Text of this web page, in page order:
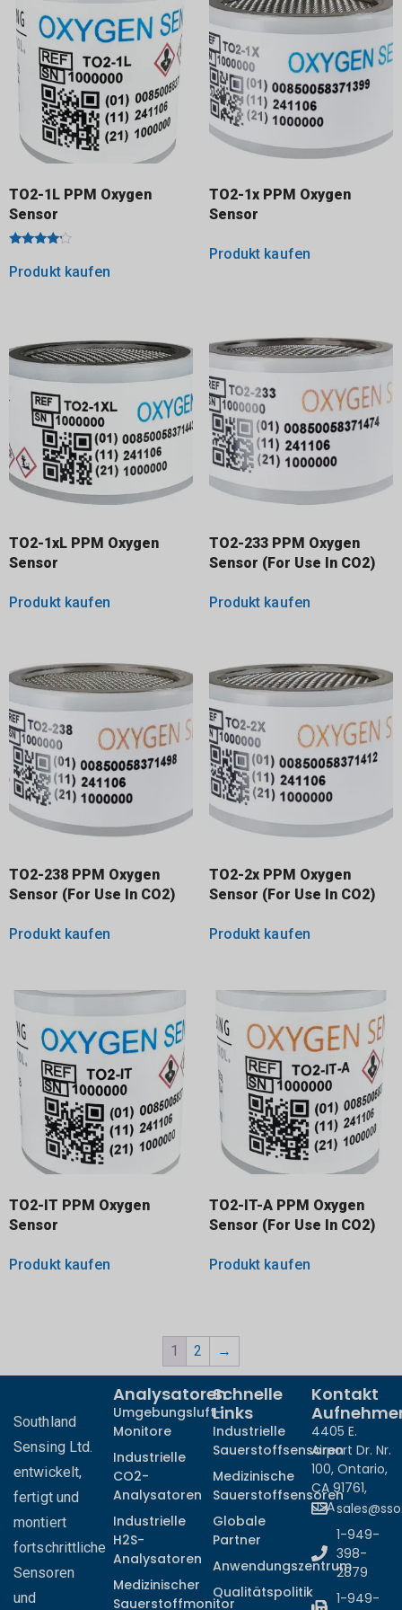
TO2-1L PPM Oxygen
Sensor
mit
4.00
Produkt kaufen
TO2-1x PPM Oxygen
Sensor
Produkt kaufen
TO2-1xL PPM Oxygen
Sensor
Produkt kaufen
TO2-233 PPM Oxygen
Sensor (For Use In CO2)
Produkt kaufen
TO2-238 PPM Oxygen
Sensor (For Use In CO2)
Produkt kaufen
TO2-2x PPM Oxygen
Sensor (For Use In CO2)
Produkt kaufen
TO2-IT PPM Oxygen
Sensor
Produkt kaufen
TO2-IT-A PPM Oxygen
Sensor (For Use In CO2)
Produkt kaufen
1 2 →
Southland
Sensing Ltd.
entwickelt,
fertigt und
montiert
fortschrittliche
Sensoren
und
Analysatoren
Umgebungsluft-
Monitore
Industrielle
CO2-
Analysatoren
Industrielle
H2S-
Analysatoren
Medizinischer
Sauerstoffmonitor
Schnelle
Links
Industrielle
Sauerstoffsensoren
Medizinische
Sauerstoffsensoren
Globale
Partner
Anwendungszentrum
Qualitätspolitik
Kontakt
4405 E.
Airport Dr. Nr.
100, Ontario,
CA 91761,
USA
1-949-
398-
2879
1-949-